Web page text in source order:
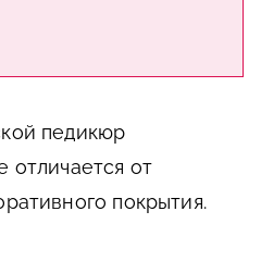
педикюр
отличается от
покрытия.